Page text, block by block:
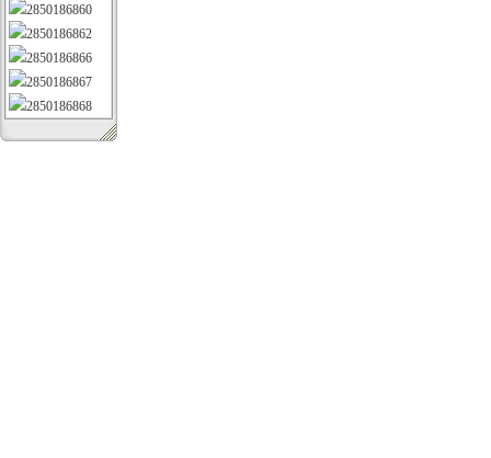
2850186860
2850186862
2850186866
2850186867
2850186868